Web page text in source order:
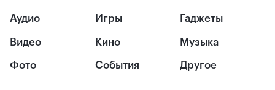
Аудио
Видео
Фото
Игры
Кино
События
Гаджеты
Музыка
Другое